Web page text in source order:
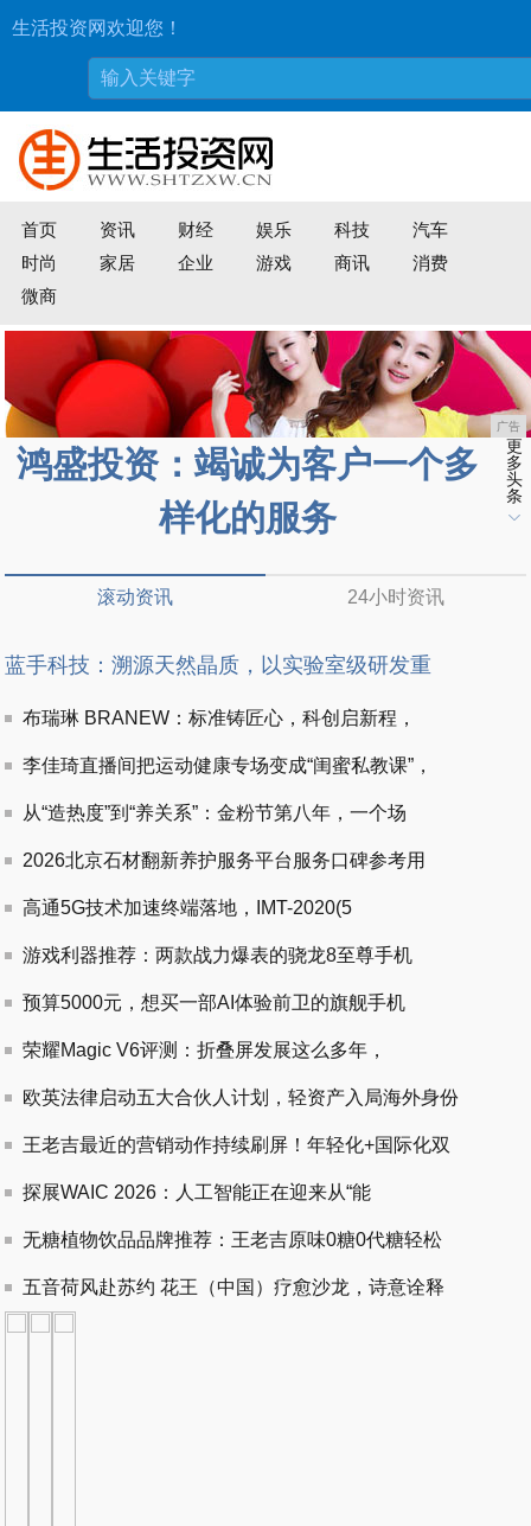
生活投资网欢迎您！
首页 资讯 财经 娱乐 科技
汽车
时尚
家居 企业 游戏 商讯
消费
微商
广告
鸿盛投资：竭诚为客户一个多
样化的服务
更
多
头
条
滚动资讯 24小时资讯
蓝手科技：溯源天然晶质，以实验室级研发重
布瑞琳 BRANEW：标准铸匠心，科创启新程，
李佳琦直播间把运动健康专场变成“闺蜜私教课”，
从“造热度”到“养关系”：金粉节第八年，一个场
2026北京石材翻新养护服务平台服务口碑参考用
高通5G技术加速终端落地，IMT-2020(5
游戏利器推荐：两款战力爆表的骁龙8至尊手机
预算5000元，想买一部AI体验前卫的旗舰手机
荣耀Magic V6评测：折叠屏发展这么多年，
欧英法律启动五大合伙人计划，轻资产入局海外身份
王老吉最近的营销动作持续刷屏！年轻化+国际化双
探展WAIC 2026：人工智能正在迎来从“能
无糖植物饮品品牌推荐：王老吉原味0糖0代糖轻松
五音荷风赴苏约 花王（中国）疗愈沙龙，诗意诠释